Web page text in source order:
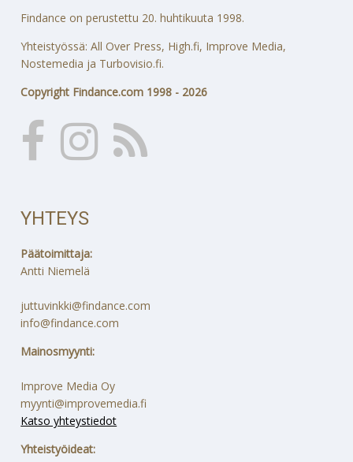
Findance on perustettu 20. huhtikuuta 1998.
Yhteistyössä: All Over Press, High.fi, Improve Media,
Nostemedia ja Turbovisio.fi.
Copyright Findance.com 1998 - 2026
YHTEYS
Päätoimittaja:
Antti Niemelä
juttuvinkki@findance.com
info@findance.com
Mainosmyynti:
Improve Media Oy
myynti@improvemedia.fi
Katso yhteystiedot
Yhteistyöideat: